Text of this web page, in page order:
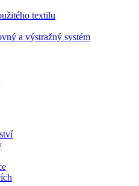
textilu
a výstražný systém